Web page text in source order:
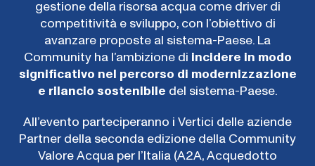
gestione della risorsa acqua come driver di
competitività e sviluppo, con l’obiettivo di
avanzare proposte al sistema-Paese. La
Community ha l’ambizione di incidere in modo
significativo nel percorso di modernizzazione
e rilancio sostenibile del sistema-Paese.
All’evento parteciperanno i Vertici delle aziende
Partner della seconda edizione della Community
Valore Acqua per l’Italia (A2A, Acquedotto